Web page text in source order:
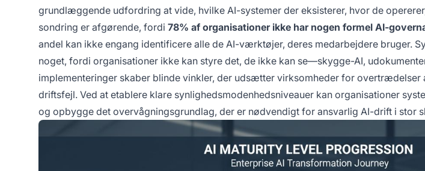
grundlæggende udfordring at vide, hvilke AI-systemer der eksisterer, hvor de
sondring er afgørende, fordi 78% af organisationer ikke har nogen formel AI-
andel kan ikke engang identificere alle de AI-værktøjer, deres medarbejdere bruger.
noget, fordi organisationer ikke kan styre det, de ikke kan se—skygge-AI,
implementeringer skaber blinde vinkler, der udsætter virksomheder for overtrædelser
driftsfejl. Ved at etablere klare synlighedsmodenhedsniveauer kan organisationer
og opbygge det overvågningsgrundlag, der er nødvendigt for ansvarlig AI-drift i stor